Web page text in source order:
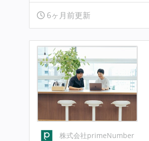
6ヶ月前更新
株式会社primeNumber